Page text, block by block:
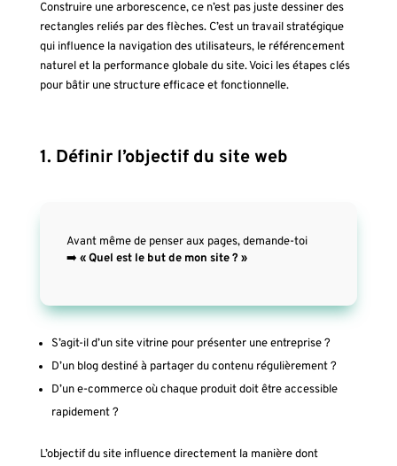
Construire une arborescence, ce n’est pas juste dessiner des
rectangles reliés par des flèches. C’est un travail stratégique
qui influence la navigation des utilisateurs, le référencement
naturel et la performance globale du site. Voici les étapes clés
pour bâtir une structure efficace et fonctionnelle.
1. Définir l’objectif du site web
Avant même de penser aux pages, demande-toi
➡️ « Quel est le but de mon site ? »
S’agit-il d’un site vitrine pour présenter une entreprise ?
D’un blog destiné à partager du contenu régulièrement ?
D’un e-commerce où chaque produit doit être accessible
rapidement ?
L’objectif du site influence directement la manière dont